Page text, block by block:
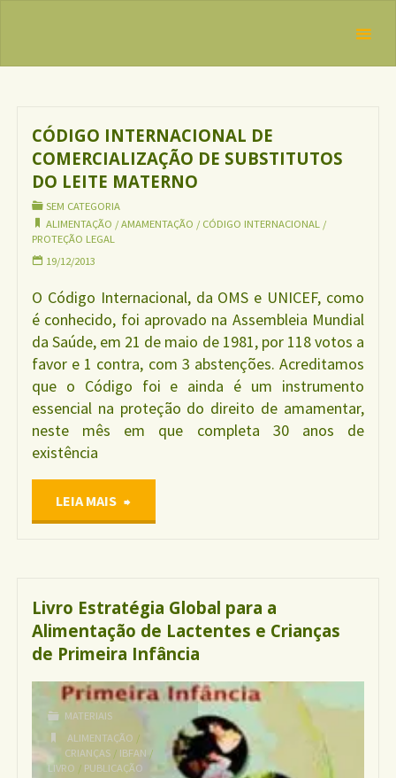
INTERNACIONAL
CÓDIGO INTERNACIONAL DE
COMERCIALIZAÇÃO DE SUBSTITUTOS
DO LEITE MATERNO
SEM CATEGORIA
ALIMENTAÇÃO / AMAMENTAÇÃO / CÓDIGO INTERNACIONAL/
PROTEÇÃO LEGAL
19/12/2013
O Código Internacional, da OMS e UNICEF, como
é conhecido, foi aprovado na Assembleia Mundial
da Saúde, em 21 de maio de 1981, por 118 votos a
favor e 1 contra, com 3 abstenções. Acreditamos
que o Código foi e ainda é um instrumento
essencial na proteção do direito de amamentar,
neste mês em que completa 30 anos de
existência
LEIA MAIS "CÓDIGO
COMERCIALIZAÇÃO
DE
SUBSTITUTOS
DO
Livro Estratégia Global para a
Alimentação de Lactentes e Crianças
de Primeira Infância
MATERIAIS
ALIMENTAÇÃO /
CRIANÇAS/ IBFAN /
LIVRO / PUBLICAÇÃO